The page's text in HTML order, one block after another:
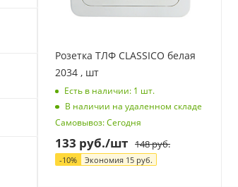
Розетка ТЛФ CLASSICO белая
2034 , шт
Есть в наличии: 1 шт.
В наличии на удаленном складе
Самовывоз: Сегодня
133 руб./шт 148руб.
-10% Экономия 15 руб.